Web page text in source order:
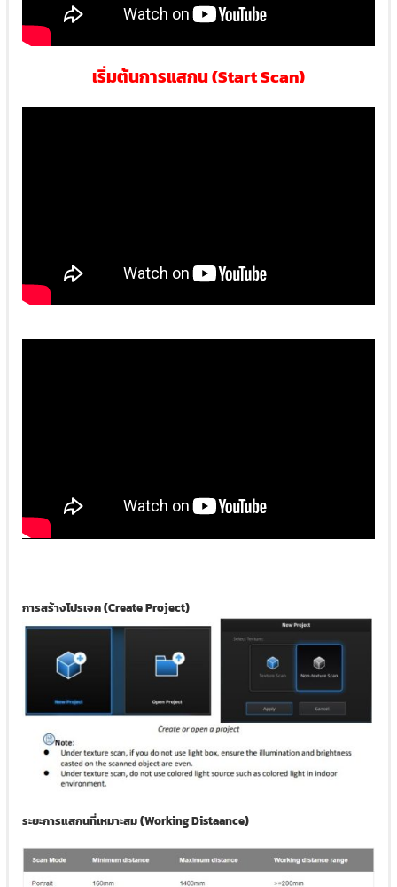
เริ่มต้นการแสกน (Start Scan)
การสร้างโปรเจค (Create Project)
ระยะการแสกนที่เหมาะสม (Working Distaance)